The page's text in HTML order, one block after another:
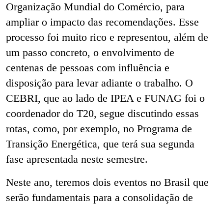
Organização Mundial do Comércio, para
ampliar o impacto das recomendações. Esse
processo foi muito rico e representou, além de
um passo concreto, o envolvimento de
centenas de pessoas com influência e
disposição para levar adiante o trabalho. O
CEBRI, que ao lado de IPEA e FUNAG foi o
coordenador do T20, segue discutindo essas
rotas, como, por exemplo, no Programa de
Transição Energética, que terá sua segunda
fase apresentada neste semestre.
Neste ano, teremos dois eventos no Brasil que
serão fundamentais para a consolidação de